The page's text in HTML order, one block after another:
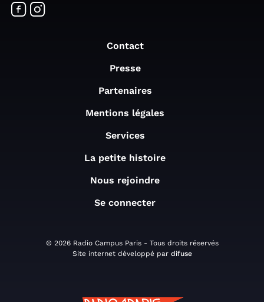
Contact
Presse
Partenaires
Mentions légales
Services
La petite histoire
Nous rejoindre
Se connecter
© 2026 Radio Campus Paris - Tous droits réservés
Site internet développé par difuse